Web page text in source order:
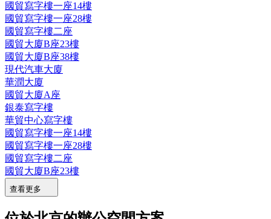
國貿寫字樓一座14樓
國貿寫字樓一座28樓
國貿寫字樓二座
國貿大廈B座23樓
國貿大廈B座38樓
現代汽車大廈
華潤大廈
國貿大廈A座
銀泰寫字樓
華貿中心寫字樓
國貿寫字樓一座14樓
國貿寫字樓一座28樓
國貿寫字樓二座
國貿大廈B座23樓
查看更多